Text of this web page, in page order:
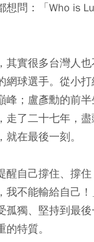
想問：「Who is
其實很多台灣人
網球選手。從小
峰；盧彥勳的前
走了二十七年，
在最後一刻。
醒自己撐住、撐
我不能輸給自己
孤獨、堅持到最
特質。